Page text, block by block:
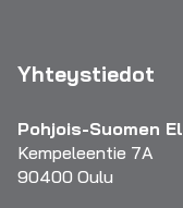
Yhteystiedot
Pohjois-Suomen
Kempeleentie 7A
90400 Oulu